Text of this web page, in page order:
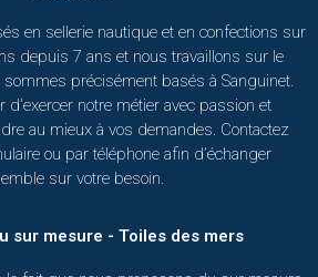
en sellerie nautique et en confections sur
depuis 7 ans et nous travaillons sur le
précisément basés à Sanguinet.
d’exercer notre métier avec passion et
au mieux à vos demandes. Contactez
ou par téléphone afin d’échanger
sur votre besoin.
sur mesure - Toiles des mers